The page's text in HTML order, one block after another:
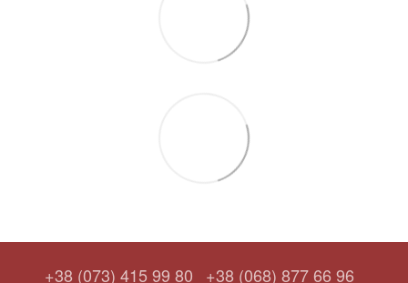
+38 (073) 415 99 80 +38 (068) 877 66 96